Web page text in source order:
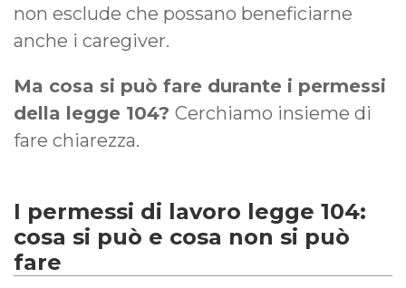
non esclude che possano beneficiarne
anche i caregiver.
Ma cosa si può fare durante i permessi
della legge 104? Cerchiamo insieme di
fare chiarezza.
I permessi di lavoro legge 104:
cosa si può e cosa non si può
fare